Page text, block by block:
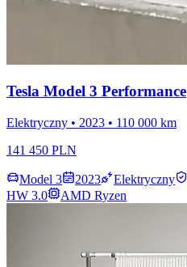
Tesla Model 3 Performance
Elektryczny • 2023 • 110 000 km
141 450 PLN
Model 3 2023 Elektryczny
HW 3.0
AMD Ryzen